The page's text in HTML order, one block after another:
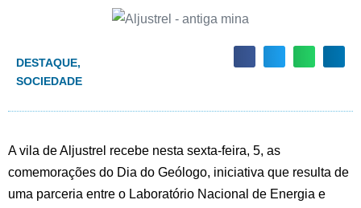
DESTAQUE,
SOCIEDADE
A vila de Aljustrel recebe nesta sexta-feira, 5, as
comemorações do Dia do Geólogo, iniciativa que resulta de
uma parceria entre o Laboratório Nacional de Energia e